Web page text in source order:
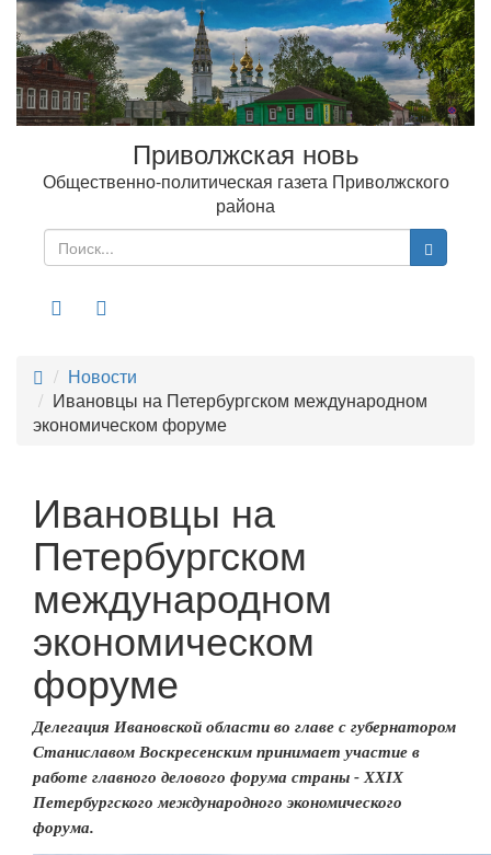
Приволжская новь
Общественно-политическая газета Приволжского
района
Новости
Ивановцы на Петербургском международном
экономическом форуме
Ивановцы на
Петербургском
международном
экономическом
форуме
Делегация Ивановской области во главе с губернатором
Станиславом Воскресенским принимает участие в
работе главного делового форума страны - XXIX
Петербургского международного экономического
форума.